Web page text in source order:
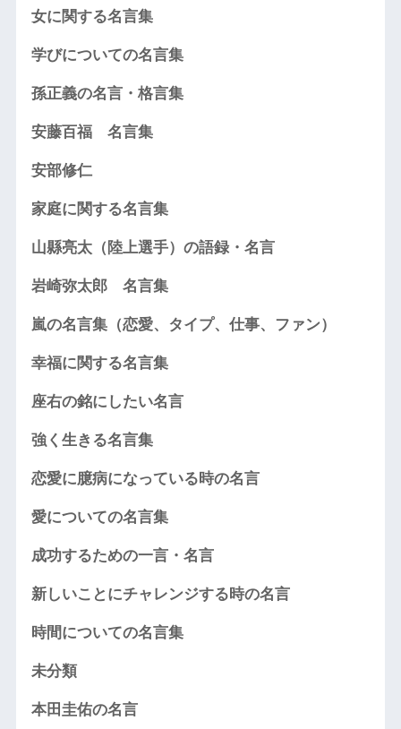
女に関する名言集
学びについての名言集
孫正義の名言・格言集
安藤百福 名言集
安部修仁
家庭に関する名言集
山縣亮太（陸上選手）の語録・名言
岩崎弥太郎 名言集
嵐の名言集（恋愛、タイプ、仕事、ファン）
幸福に関する名言集
座右の銘にしたい名言
強く生きる名言集
恋愛に臆病になっている時の名言
愛についての名言集
成功するための一言・名言
新しいことにチャレンジする時の名言
時間についての名言集
未分類
本田圭佑の名言